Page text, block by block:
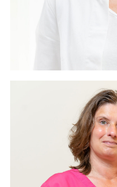
Martina
Frau Scheen arbeitet in
dermatologisch sehr